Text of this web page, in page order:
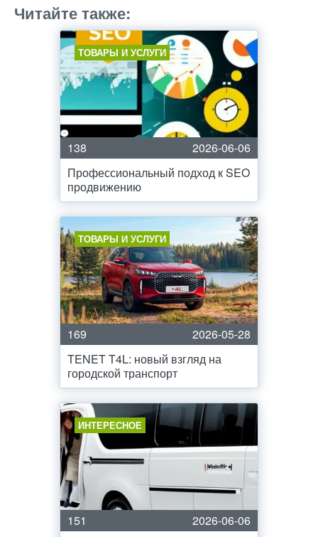
Читайте также:
ТОВАРЫ И УСЛУГИ
138
2026-06-06
Профессиональный подход к SEO
продвижению
ТОВАРЫ И УСЛУГИ
169
2026-05-28
TENET T4L: новый взгляд на
городской транспорт
ИНТЕРЕСНОЕ
151 2026-06-06